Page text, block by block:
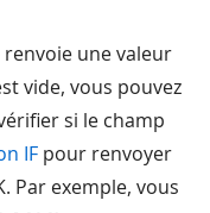
une valeur
vide, vous pouvez
si le champ
IF pour renvoyer
Par exemple, vous